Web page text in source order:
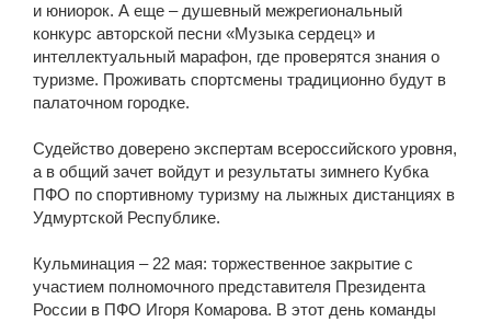
и юниорок. А еще – душевный межрегиональный
конкурс авторской песни «Музыка сердец» и
интеллектуальный марафон, где проверятся знания о
туризме. Проживать спортсмены традиционно будут в
палаточном городке.
Судейство доверено экспертам всероссийского уровня,
а в общий зачет войдут и результаты зимнего Кубка
ПФО по спортивному туризму на лыжных дистанциях в
Удмуртской Республике.
Кульминация – 22 мая: торжественное закрытие с
участием полномочного представителя Президента
России в ПФО Игоря Комарова. В этот день команды